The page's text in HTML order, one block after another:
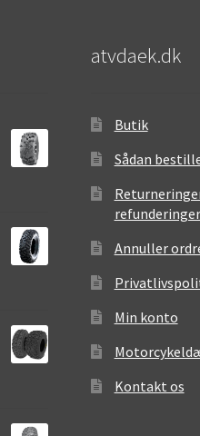
atvdaek.dk
Butik
Sådan
refunderinger
Annuller
Min konto
Kontakt os